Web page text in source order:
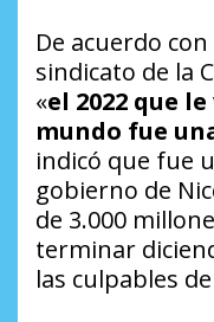
De acuerdo
sindicato de la
«el 2022 que
mundo fue
indicó que fue
gobierno de
de 3.000
terminar
las culpables